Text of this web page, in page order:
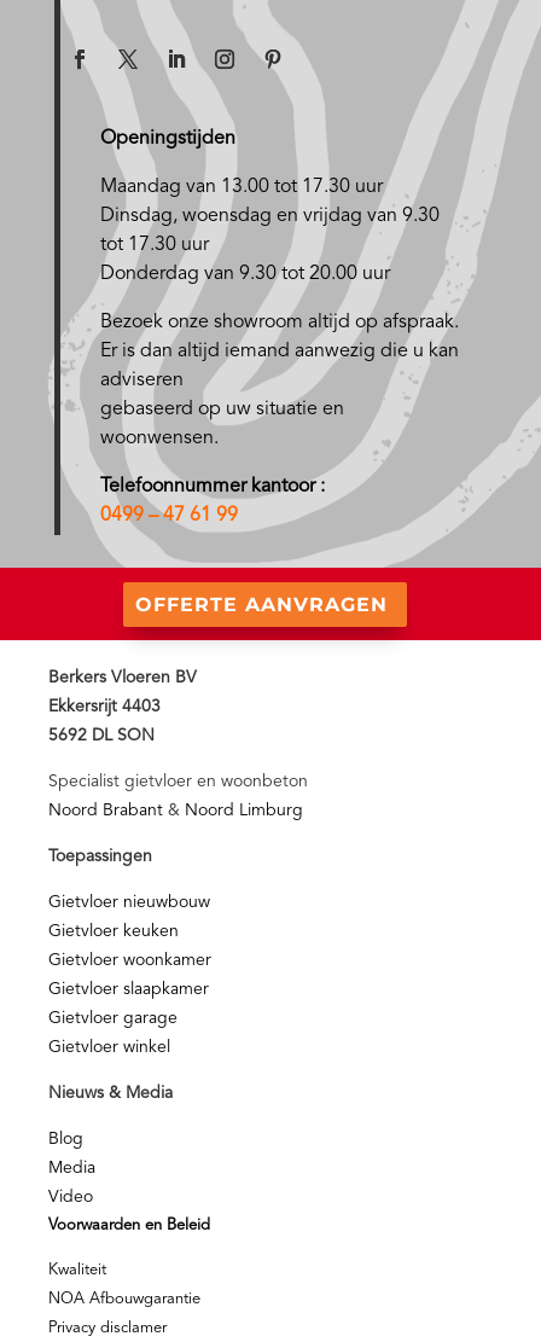
Openingstijden
Maandag van 13.00 tot 17.30 uur
Dinsdag, woensdag en vrijdag van 9.30
tot 17.30 uur
Donderdag van 9.30 tot 20.00 uur
Bezoek onze showroom altijd op afspraak.
Er is dan altijd iemand aanwezig die u kan
adviseren
gebaseerd op uw situatie en
woonwensen.
Telefoonnummer kantoor :
0499 – 47 61 99
OFFERTE AANVRAGEN
Berkers Vloeren BV
Ekkersrijt 4403
5692 DL SON
Specialist gietvloer en woonbeton
Noord Brabant & Noord Limburg
Toepassingen
Gietvloer nieuwbouw
Gietvloer keuken
Gietvloer woonkamer
Gietvloer slaapkamer
Gietvloer garage
Gietvloer winkel
Nieuws & Media
Blog
Media
Video
Voorwaarden en Beleid
Kwaliteit
NOA Afbouwgarantie
Privacy disclamer